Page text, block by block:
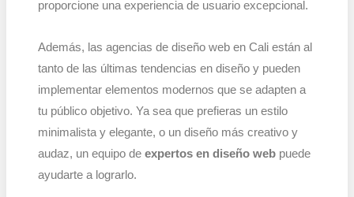
proporcione una experiencia de usuario excepcional.
Además, las agencias de diseño web en Cali están al
tanto de las últimas tendencias en diseño y pueden
implementar elementos modernos que se adapten a
tu público objetivo. Ya sea que prefieras un estilo
minimalista y elegante, o un diseño más creativo y
audaz, un equipo de expertos en diseño webpuede
ayudarte a lograrlo.